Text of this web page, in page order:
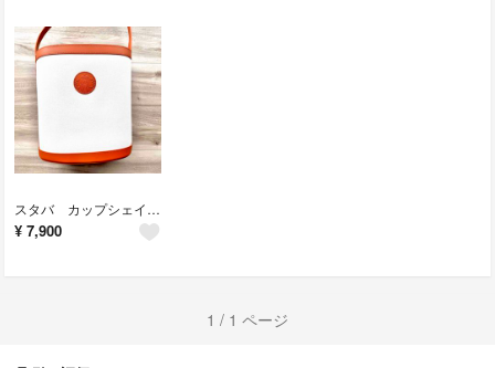
スタバ カップシェイプカフェバッグ マイカスタマイズジャーニー
¥ 7,900
1 / 1 ページ